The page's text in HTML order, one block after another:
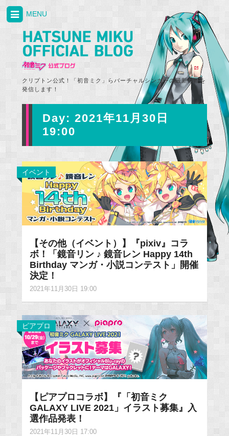
クリプトン公式！「初音ミク」らバーチャルシンガーの最新情報を
発信します！
MENU
Day: 2021年11月30日
19:00
イベント
【その他（イベント）】『pixiv』コラ
ボ！「鏡音リン ♪ 鏡音レン Happy 14th
Birthday マンガ・小説コンテスト」開催
決定！
2021年11月30日 19:00
ピアプロ
【ピアプロコラボ】『「初音ミク
GALAXY LIVE 2021」イラスト募集』入
選作品発表！
2021年11月30日 17:00